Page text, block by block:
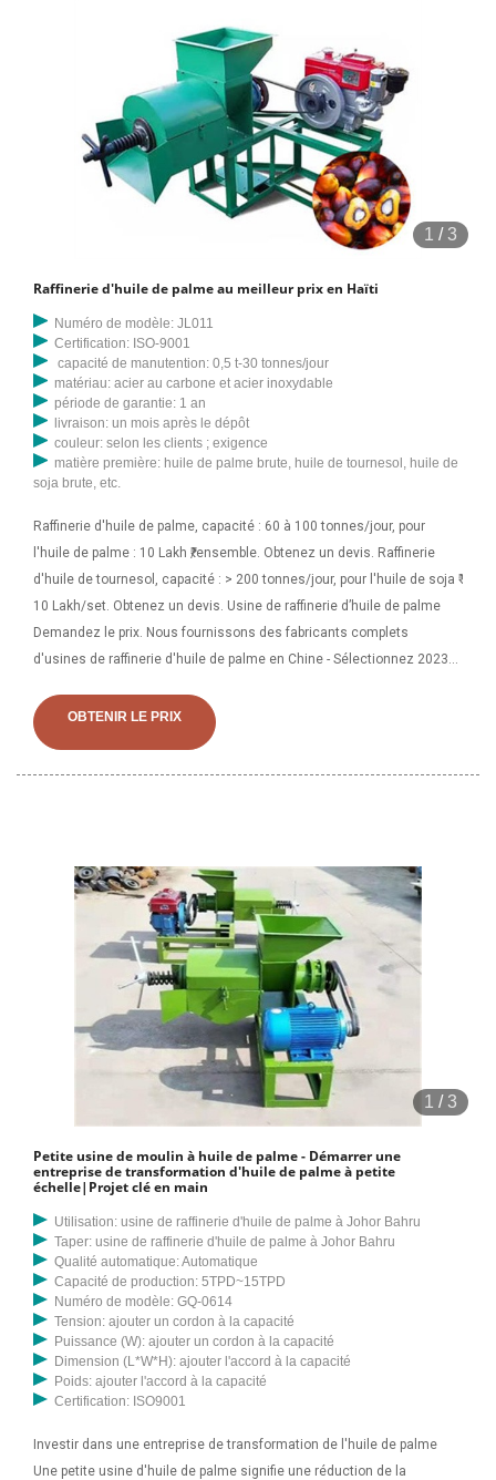
1 /3
Raffinerie d'huile de palme au meilleur prix en Haïti
Numéro de modèle: JL011
Certification: ISO-9001
capacité de manutention: 0,5 t-30 tonnes/jour
matériau: acier au carbone et acier inoxydable
période de garantie: 1 an
livraison: un mois après le dépôt
couleur: selon les clients ; exigence
matière première: huile de palme brute, huile de tournesol, huile de
soja brute, etc.
Raffinerie d'huile de palme, capacité : 60 à 100 tonnes/jour, pour
l'huile de palme : 10 Lakh ₹/ensemble. Obtenez un devis. Raffinerie
d'huile de tournesol, capacité : > 200 tonnes/jour, pour l'huile de soja ₹
10 Lakh/set. Obtenez un devis. Usine de raffinerie d’huile de palme
Demandez le prix. Nous fournissons des fabricants complets
d'usines de raffinerie d'huile de palme en Chine - Sélectionnez 2023
meilleur prix auprès de fournisseurs chinois certifiés d'équipements
de production d'huile, de fournisseurs de machines de presse à huile,
continu est déconseillée au raffinage par lots pour les usines de plus
grande capacité. Coût de l'usine de raffinage d'huile de palme Le prix
de la raffinerie d'huile de palme est également l'une des principales
préoccupations des utilisateurs, mais il ne peut s'agir que d'un
facteur de référence. Ne regardez pas seulement le prix et ignorez la
qualité. Ou cela n'entraînera aucune garantie pour la mini-raffinerie
d'huile de palme Description du produit 1.Compendium Utiliser une
technologie de raffinage rationnelle, un petit investissement, une
opération facile. Selon la qualité du gâteau, ajustez les paramètres
technologiques, de nombreux types d'huile peuvent être produits.
Fournir une usine de raffinage de pétrole brut de son de riz selon les
exigences du client. Nous concevons et concevons une raffinerie
d'huile végétale pour toute huile à traiter en fonction de notre
expérience professionnelle passée dans les grands processus.
OBTENIR LE PRIX
1 /3
Petite usine de moulin à huile de palme - Démarrer une
entreprise de transformation d'huile de palme à petite
échelle|Projet clé en main
Utilisation: usine de raffinerie d'huile de palme à Johor Bahru
Taper: usine de raffinerie d'huile de palme à Johor Bahru
Qualité automatique: Automatique
Capacité de production: 5TPD~15TPD
Numéro de modèle: GQ-0614
Tension: ajouter un cordon à la capacité
Puissance (W): ajouter un cordon à la capacité
Dimension (L*W*H): ajouter l'accord à la capacité
Poids: ajouter l'accord à la capacité
Certification: ISO9001
Investir dans une entreprise de transformation de l'huile de palme
Une petite usine d'huile de palme signifie une réduction de la